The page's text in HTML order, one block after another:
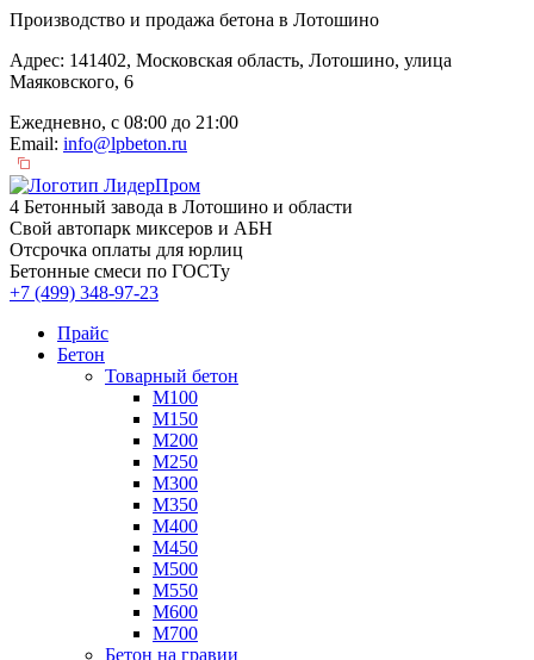
Производство и продажа бетона в Лотошино
Адрес: 141402, Московская область, Лотошино, улица
Маяковского, 6
Ежедневно, с 08:00 до 21:00
Email: info@lpbeton.ru
4 Бетонный завода в Лотошино и области
Свой автопарк миксеров и АБН
Отсрочка оплаты для юрлиц
Бетонные смеси по ГОСТу
+7 (499) 348-97-23
Прайс
Бетон
Товарный бетон
М100
М150
М200
М250
М300
М350
М400
М450
М500
М550
М600
М700
Бетон на гравии